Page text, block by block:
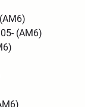
(AM6)